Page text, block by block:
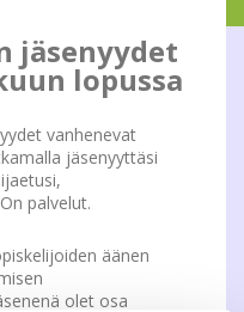
jäsenyydet
lopussa
vanhenevat
jäsenyyttäsi
palvelut.
äänen
olet osa